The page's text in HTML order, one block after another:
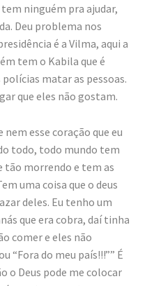
ninguém pra ajudar,
Deu problema nos
é a Vilma, aqui a
tem o Kabila que é
matar as pessoas.
que eles não gostam.
esse coração que eu
todo, todo mundo tem
tão morrendo e tem as
uma coisa que o deus
deles. Eu tenho um
que era cobra, daí tinha
comer e eles não
“Fora do meu país!!!”” É
o Deus pode me colocar